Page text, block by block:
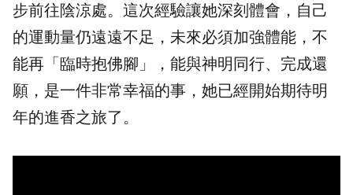
步前往陰涼處。這次經驗讓她深刻體會，自己
的運動量仍遠遠不足，未來必須加強體能，不
能再「臨時抱佛腳」，能與神明同行、完成還
願，是一件非常幸福的事，她已經開始期待明
年的進香之旅了。